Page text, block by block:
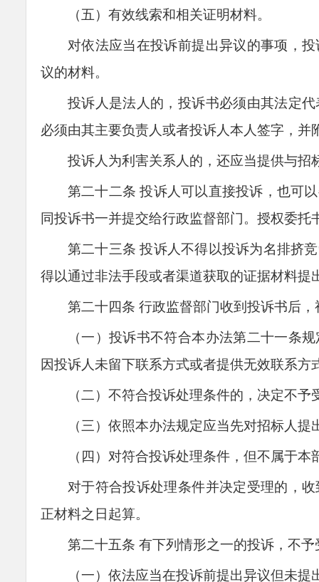
（五）有效线索和相关证明材料。
对依法应当在投诉前提出异议的事项，
议的材料。
投诉人是法人的，投诉书必须由其法定
必须由其主要负责人或者投诉人本人签字，并
投诉人为利害关系人的，还应当提供与
第二十二条 投诉人可以直接投诉，也可
同投诉书一并提交给行政监督部门。授权委
第二十三条 投诉人不得以投诉为名排挤
得以通过非法手段或者渠道获取的证据材料提
第二十四条 行政监督部门收到投诉书后，
（一）投诉书不符合本办法第二十一条规
因投诉人未留下联系方式或者提供无效联系
（二）不符合投诉处理条件的，决定不
（三）依照本办法规定应当先对招标人
（四）对符合投诉处理条件，但不属于
对于符合投诉处理条件并决定受理的，
正材料之日起算。
第二十五条 有下列情形之一的投诉，不予
（一）依法应当在投诉前提出异议但未提